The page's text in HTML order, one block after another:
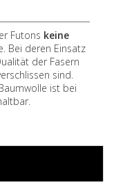
Futons keine
Bei deren Einsatz
der Fasern
sind.
ist bei